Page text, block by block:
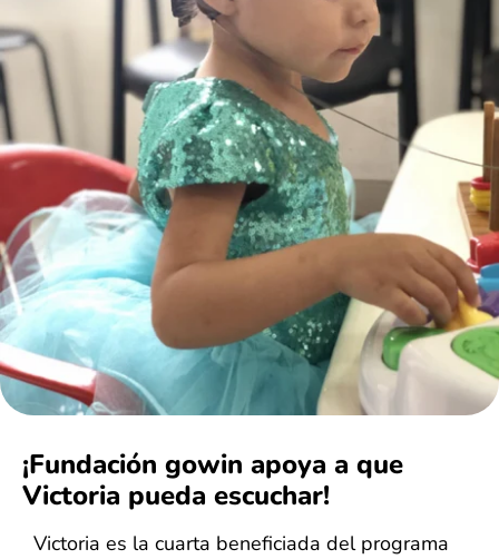
¡Fundación gowin apoya a que
Victoria pueda escuchar!
Victoria es la cuarta beneficiada del programa